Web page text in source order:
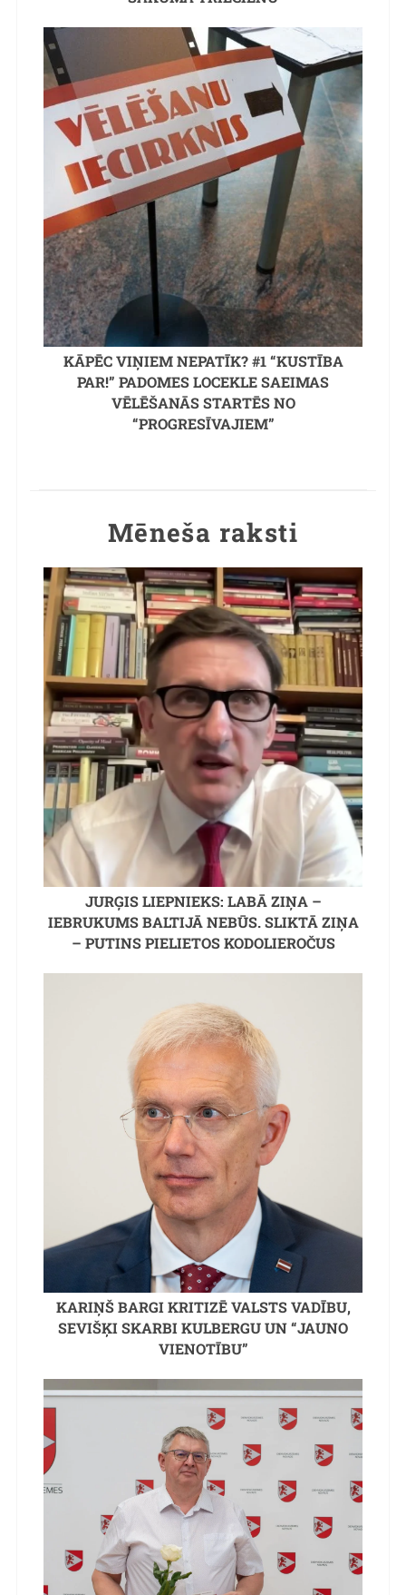
KĀPĒC VIŅIEM NEPATĪK? #1 “KUSTĪBA
PAR!” PADOMES LOCEKLE SAEIMAS
VĒLĒŠANĀS STARTĒS NO
“PROGRESĪVAJIEM”
Mēneša raksti
JURĢIS LIEPNIEKS: LABĀ ZIŅA –
IEBRUKUMS BALTIJĀ NEBŪS. SLIKTĀ ZIŅA
– PUTINS PIELIETOS KODOLIEROČUS
KARIŅŠ BARGI KRITIZĒ VALSTS VADĪBU,
SEVIŠĶI SKARBI KULBERGU UN “JAUNO
VIENOTĪBU”